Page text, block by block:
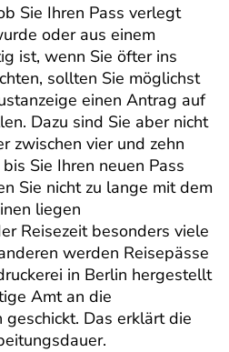
Sie Ihren Pass verlegt
oder aus einem
ist, wenn Sie öfter ins
sollten Sie möglichst
einen Antrag auf
Dazu sind Sie aber nicht
zwischen vier und zehn
Sie Ihren neuen Pass
Sie nicht zu lange mit dem
liegen
Reisezeit besonders viele
werden Reisepässe
in Berlin hergestellt
Amt an die
Das erklärt die